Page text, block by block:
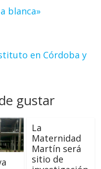
blanca»
en Córdoba y
gustar
La
Maternidad
Martín será
sitio de